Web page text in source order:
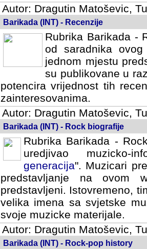
Autor: Dragutin Matoševic,
Barikada (INT) - Recenzije
Rubrika Barikada -
od saradnika
jednom mjestu
su publikovane u
potencira vrijednost tih
zainteresovanima.
Autor: Dragutin Matoševic,
Barikada (INT) - Rock biografije
Rubrika Barikada -
uredjivao muzicko-
Muzicari predstavljeni u
na ovom web portalu
Istovremeno, tim nacinom
sa svjetske muzicke scene
materijale.
Autor: Dragutin Matoševic,
Barikada (INT) - Rock-pop history